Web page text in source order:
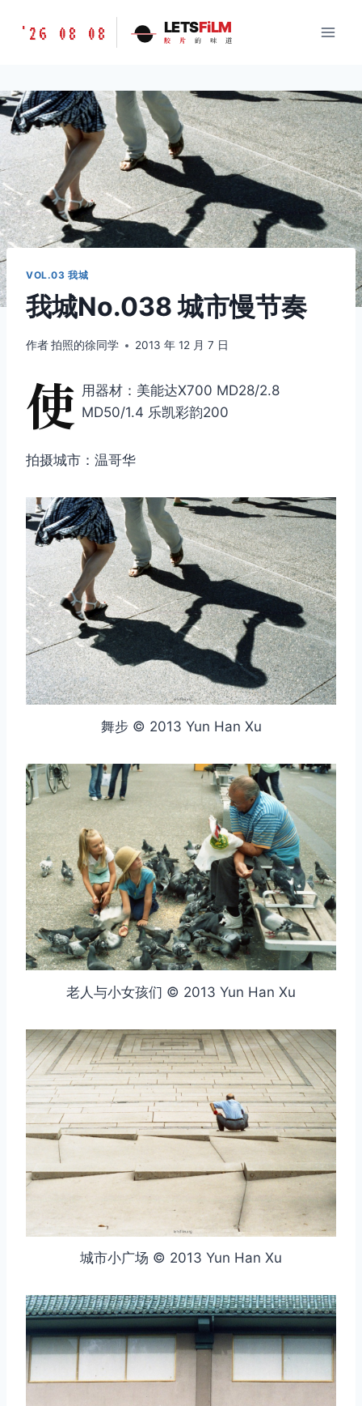
胶
味
道
LETSFILM
'26 08 08 LETSFiLM
胶 片 的 味 道
VOL.03 我城
我城No.038 城市慢节奏
作者拍照的徐同学 2013 年 12 月 7 日
使 用器材：美能达X700 MD28/2.8
MD50/1.4 乐凯彩韵200
拍摄城市：温哥华
舞步 © 2013 Yun Han Xu
老人与小女孩们 © 2013 Yun Han Xu
城市小广场 © 2013 Yun Han Xu